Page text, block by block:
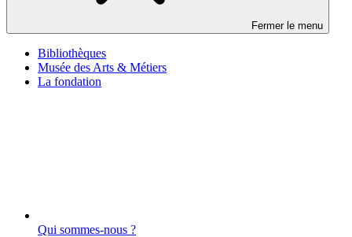
Fermer le menu
Bibliothèques
Musée des Arts & Métiers
La fondation
Qui sommes-nous ?